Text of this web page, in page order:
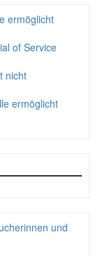
ermöglicht
of Service
nicht
ermöglicht
und